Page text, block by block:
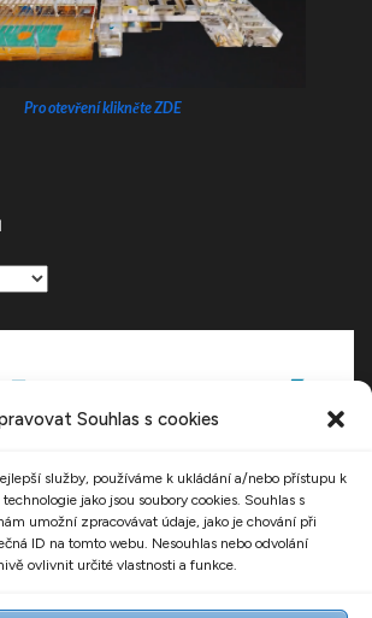
Souhlas s cookies
služby, používáme k ukládání a/nebo přístupu k
jako jsou soubory cookies. Souhlas s
umožní zpracovávat údaje, jako je chování při
ID na tomto webu. Nesouhlas nebo odvolání
ovlivnit určité vlastnosti a funkce.
Pro otevření klikněte ZDE